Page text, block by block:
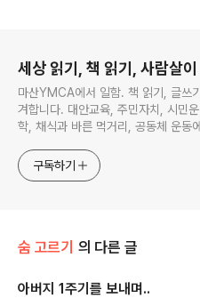
세상 읽기, 책 읽기, 사람살이
마산YMCA에서 일함. 책 읽기, 글쓰
겨합니다. 대안교육, 주민자치, 시민
학, 채식과 바른 먹거리, 공동체 운동
http://www.facebook.com/
구독하기
숨 고르기 의 다른 글
아버지 1주기를 보내며..